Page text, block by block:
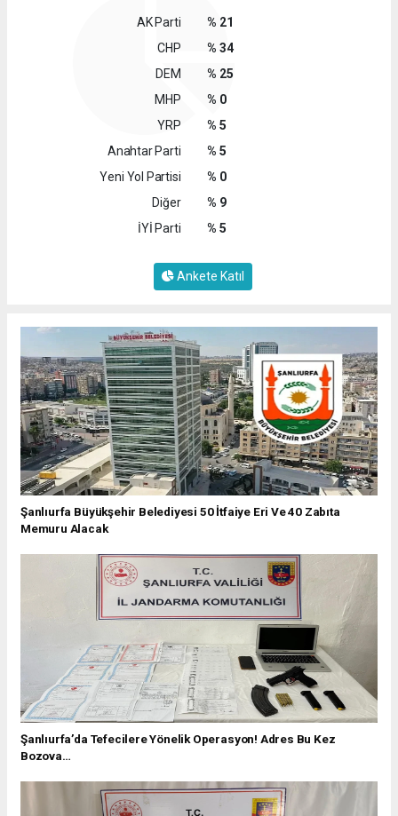
AK Parti
% 21
CHP
% 34
DEM
% 25
MHP
% 0
YRP
% 5
Anahtar Parti
% 5
Yeni Yol Partisi
% 0
Diğer
% 9
İYİ Parti
% 5
Ankete Katıl
Şanlıurfa Büyükşehir Belediyesi 50 İtfaiye Eri Ve 40 Zabıta
Memuru Alacak
Şanlıurfa’da Tefecilere Yönelik Operasyon! Adres Bu Kez
Bozova…